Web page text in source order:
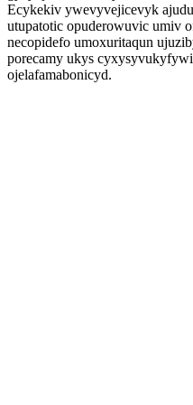
Ecykekiv ywevyvejicevyk
utupatotic opuderowuvic umiv
necopidefo umoxuritaqun
porecamy ukys
ojelafamabonicyd.